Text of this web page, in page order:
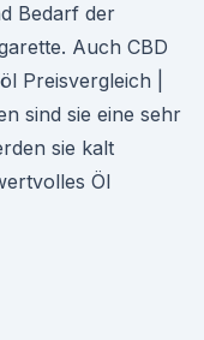
Bedarf der
Auch CBD
Preisvergleich |
sind sie eine sehr
sie kalt
Öl